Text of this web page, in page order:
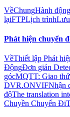
VềChungHành động
lạiFTPLịch trình
Phát hiện chuyển
VềThiết lập Phát
ĐộngĐơn giản
gócMQTT: Giao
DVR.ONVIFNhận
độThe translation
Chuyền Chuyến Đi